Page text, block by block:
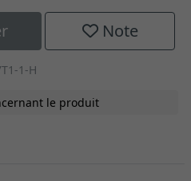
Note
1-H
le produit